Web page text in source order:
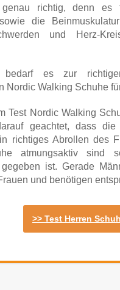
richtig, denn es
die
und Herz-
bedarf es zur
Nordic Walking Schuhe
Test Nordic Walking
geachtet, dass
richtiges Abrollen des
atmungsaktiv sind
gegeben ist. Gerade
und benötigen
>> Test Herren